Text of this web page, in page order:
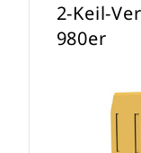
2-Keil-
980er